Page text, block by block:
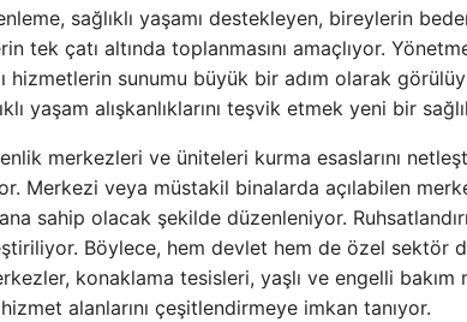
sağlıklı yaşamı destekleyen, bireylerin
tek çatı altında toplanmasını amaçlıyor.
hizmetlerin sunumu büyük bir adım olarak
yaşam alışkanlıklarını teşvik etmek yeni bir
merkezleri ve üniteleri kurma esaslarını
Merkezi veya müstakil binalarda açılabilen
sahip olacak şekilde düzenleniyor.
Böylece, hem devlet hem de özel sektör
konaklama tesisleri, yaşlı ve engelli
alanlarını çeşitlendirmeye imkan tanıyor.